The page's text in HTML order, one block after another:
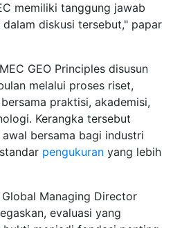
memiliki tanggung jawab
diskusi tersebut," papar
GEO Principles disusun
melalui proses riset,
praktisi, akademisi,
Kerangka tersebut
bersama bagi industri
pengukuran yang lebih
Managing Director
evaluasi yang